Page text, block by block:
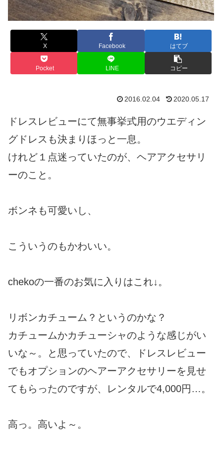
X Facebook はてブ
Pocket LINE コピー
2016.02.04 2020.05.17
ドレスレビューにて無事挙式用のウエディン
グドレスも決まりほっと一息。
けれど１点迷っていたのが、ヘアアクセサリ
ーのこと。
ボンネも可愛いし、
こういうのもかわいい。
chekoの一番のお気に入りはこれ↓。
リボンカチューム？というのかな？
カチュームかカチューシャのような感じがい
いな～。と思っていたので、ドレスレビュー
でもオプションのヘアーアクセサリーを見せ
てもらったのですが、レンタルで4,000円…。
高っ。高いよ～。